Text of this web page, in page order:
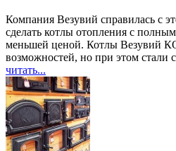
Компания Везувий справилась с
сделать котлы отопления с
меньшей ценой. Котлы Везувий
возможностей, но при этом стали
читать...